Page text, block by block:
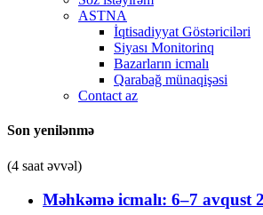
ASTNA
İqtisadiyyat Göstəriciləri
Siyası Monitorinq
Bazarların icmalı
Qarabağ münaqişəsi
Contact az
Son yenilənmə
(4 saat əvvəl)
Məhkəmə icmalı: 6–7 avqust